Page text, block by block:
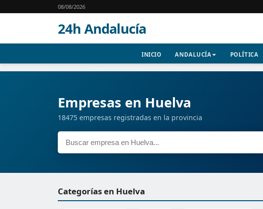
08/08/2026
24h Andalucía
INICIO ANDALUCÍA POLÍTICA
Empresas en Huelva
18475 empresas registradas en la provincia
Categorías en Huelva